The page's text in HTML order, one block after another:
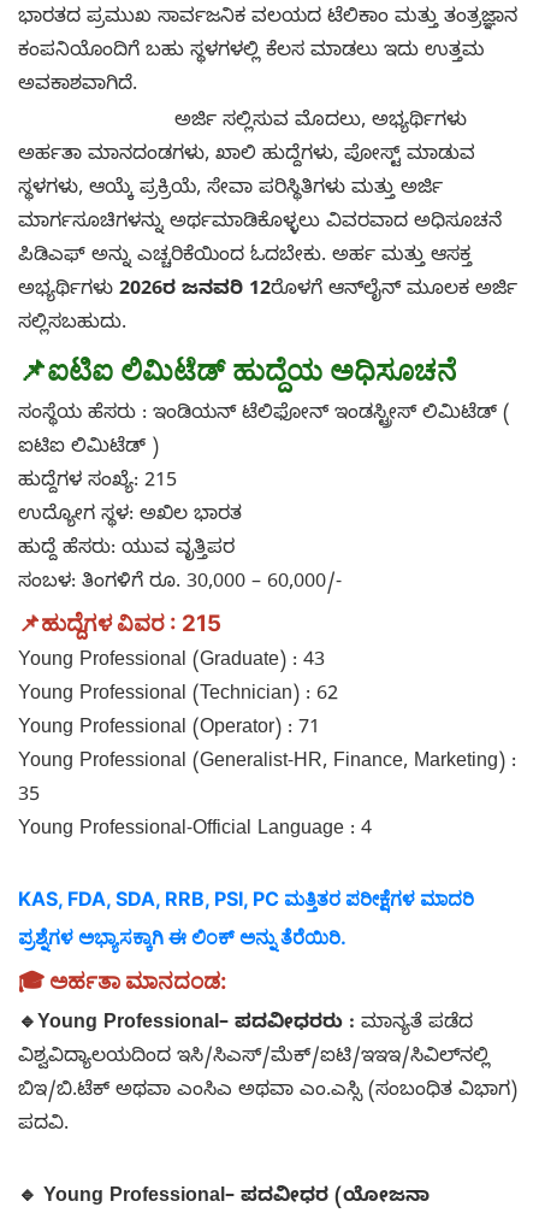
ಭಾರತದ ಪ್ರಮುಖ ಸಾರ್ವಜನಿಕ ವಲಯದ ಟೆಲಿಕಾಂ ಮತ್ತು ತಂತ್ರಜ್ಞಾನ
ಕಂಪನಿಯೊಂದಿಗೆ ಬಹು ಸ್ಥಳಗಳಲ್ಲಿ ಕೆಲಸ ಮಾಡಲು ಇದು ಉತ್ತಮ
ಅವಕಾಶವಾಗಿದೆ.
ಅರ್ಜಿ ಸಲ್ಲಿಸುವ ಮೊದಲು, ಅಭ್ಯರ್ಥಿಗಳು
ಅರ್ಹತಾ ಮಾನದಂಡಗಳು, ಖಾಲಿ ಹುದ್ದೆಗಳು, ಪೋಸ್ಟ್ ಮಾಡುವ
ಸ್ಥಳಗಳು, ಆಯ್ಕೆ ಪ್ರಕ್ರಿಯೆ, ಸೇವಾ ಪರಿಸ್ಥಿತಿಗಳು ಮತ್ತು ಅರ್ಜಿ
ಮಾರ್ಗಸೂಚಿಗಳನ್ನು ಅರ್ಥಮಾಡಿಕೊಳ್ಳಲು ವಿವರವಾದ ಅಧಿಸೂಚನೆ
ಪಿಡಿಎಫ್ ಅನ್ನು ಎಚ್ಚರಿಕೆಯಿಂದ ಓದಬೇಕು. ಅರ್ಹ ಮತ್ತು ಆಸಕ್ತ
ಅಭ್ಯರ್ಥಿಗಳು 2026ರ ಜನವರಿ 12ರೊಳಗೆ ಆನ್‌ಲೈನ್ ಮೂಲಕ ಅರ್ಜಿ
ಸಲ್ಲಿಸಬಹುದು.
📌ಐಟಿಐ ಲಿಮಿಟೆಡ್ ಹುದ್ದೆಯ ಅಧಿಸೂಚನೆ
ಸಂಸ್ಥೆಯ ಹೆಸರು : ಇಂಡಿಯನ್ ಟೆಲಿಫೋನ್ ಇಂಡಸ್ಟ್ರೀಸ್ ಲಿಮಿಟೆಡ್ (
ಐಟಿಐ ಲಿಮಿಟೆಡ್ )
ಹುದ್ದೆಗಳ ಸಂಖ್ಯೆ: 215
ಉದ್ಯೋಗ ಸ್ಥಳ: ಅಖಿಲ ಭಾರತ
ಹುದ್ದೆ ಹೆಸರು: ಯುವ ವೃತ್ತಿಪರ
ಸಂಬಳ: ತಿಂಗಳಿಗೆ ರೂ. 30,000 – 60,000/-
📌ಹುದ್ದೆಗಳ ವಿವರ : 215
Young Professional (Graduate) : 43
Young Professional (Technician) : 62
Young Professional (Operator) : 71
Young Professional (Generalist-HR, Finance, Marketing) :
35
Young Professional-Official Language : 4
KAS, FDA, SDA, RRB, PSI, PC ಮತ್ತಿತರ ಪರೀಕ್ಷೆಗಳ ಮಾದರಿ
ಪ್ರಶ್ನೆಗಳ ಅಭ್ಯಾಸಕ್ಕಾಗಿ ಈ ಲಿಂಕ್‌ ಅನ್ನು ತೆರೆಯಿರಿ.
🎓 ಅರ್ಹತಾ ಮಾನದಂಡ:
🔹 Young Professional– ಪದವೀಧರರು : ಮಾನ್ಯತೆ ಪಡೆದ
ವಿಶ್ವವಿದ್ಯಾಲಯದಿಂದ ಇಸಿ/ಸಿಎಸ್/ಮೆಕ್/ಐಟಿ/ಇಇಇ/ಸಿವಿಲ್‌ನಲ್ಲಿ
ಬಿಇ/ಬಿ.ಟೆಕ್ ಅಥವಾ ಎಂಸಿಎ ಅಥವಾ ಎಂ.ಎಸ್ಸಿ (ಸಂಬಂಧಿತ ವಿಭಾಗ)
ಪದವಿ.
🔹 Young Professional– ಪದವೀಧರ (ಯೋಜನಾ